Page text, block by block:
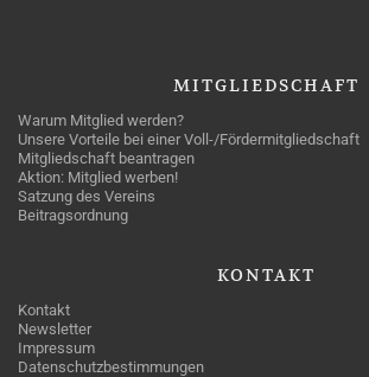
MITGLIEDSCHAFT
Warum Mitglied werden?
Unsere Vorteile bei einer Voll-/Fördermitgliedschaft
Mitgliedschaft beantragen
Aktion: Mitglied werben!
Satzung des Vereins
Beitragsordnung
KONTAKT
Kontakt
Newsletter
Impressum
Datenschutzbestimmungen